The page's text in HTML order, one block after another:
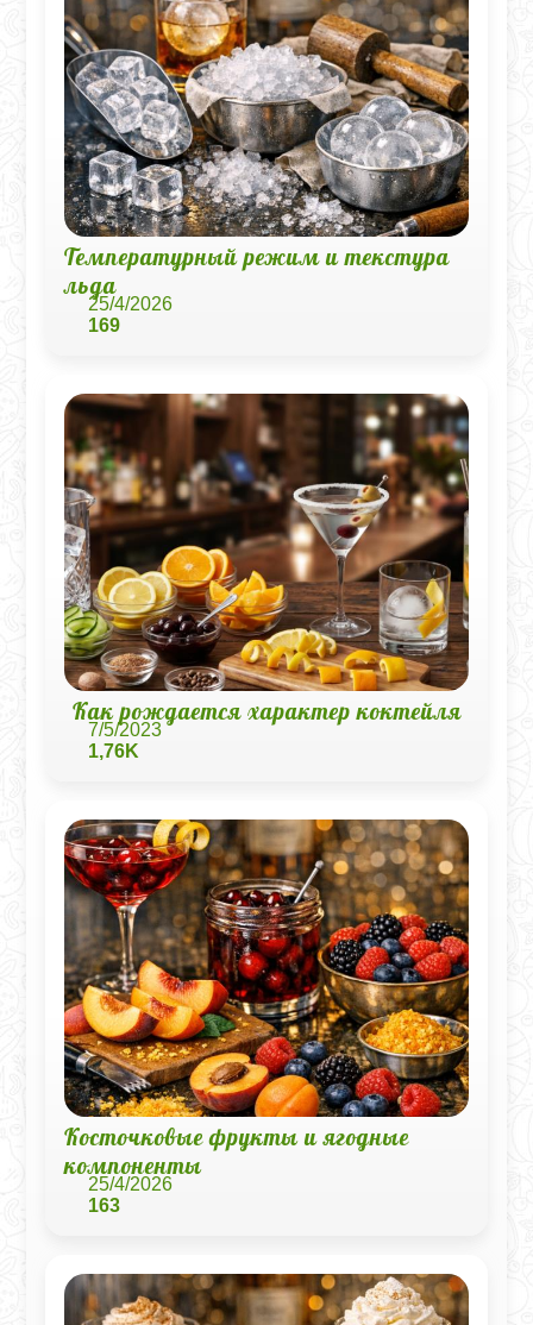
Температурный режим и текстура
льда
25/4/2026
169
Как рождается характер коктейля
7/5/2023
1,76K
Косточковые фрукты и ягодные
компоненты
25/4/2026
163